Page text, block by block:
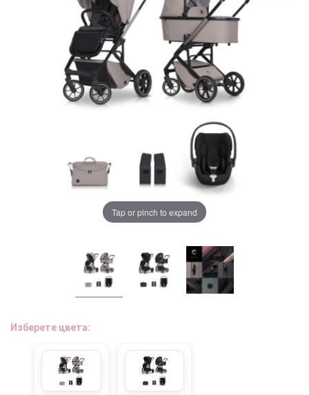
ДЕТСКИ МАНИВЕЛИ
ДЕТСКИ СУИНГЕР
МОНИТОРИ ЗА БЕБЕТА
КЪЩА И ПОЧИСТВАНЕ
ЛИЧНА ГРИЖА
БАНЯ И ТОАЛЕТНА
Информация за компанията
БЛОГОВЕ
Правила за раздаване
Tap or pinch to expand
Изберете цвета:
Chrome cu detalii negre
5646 lei
Alege culoarea cadrului